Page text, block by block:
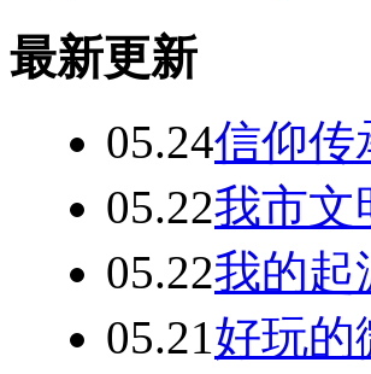
最新更新
05.24信仰传
05.22我市文
05.22我的起
05.21好玩的